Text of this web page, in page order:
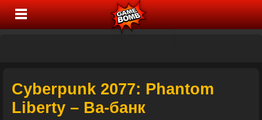
Cyberpunk 2077: Phantom
Liberty – Ва-банк